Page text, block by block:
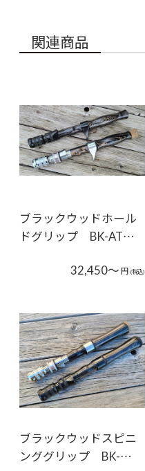
関連商品
ブラックウッドホール
ドグリップ BK-AT…
32,450～ 円 (税込)
ブラックウッドスピニ
ンググリップ BK-…